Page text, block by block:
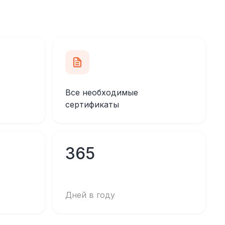
Все необходимые
сертификаты
365
Дней в году